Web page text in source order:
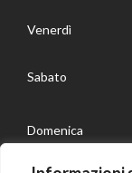
Venerdì
Sabato
Domenica